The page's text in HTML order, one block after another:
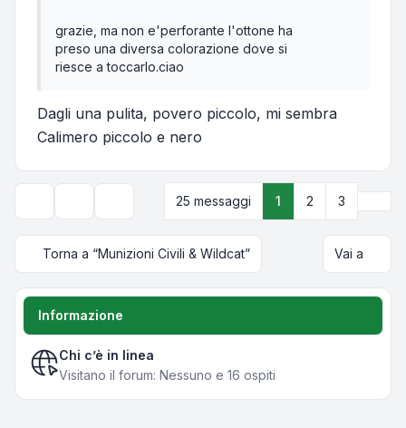
grazie, ma non e'perforante l'ottone ha
preso una diversa colorazione dove si
riesce a toccarlo.ciao
Dagli una pulita, povero piccolo, mi sembra
Calimero piccolo e nero
Strumenti argomento
Opzioni di visualizzazione e ordinamento
25 messaggi 1 2 3
Torna a “Munizioni Civili & Wildcat” Vai a
Informazione
Chi c’è in linea
Visitano il forum: Nessuno e 16 ospiti